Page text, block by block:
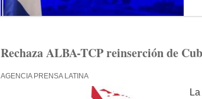
Rechaza ALBA-TCP reinserción de
AGENCIA PRENSA LATINA